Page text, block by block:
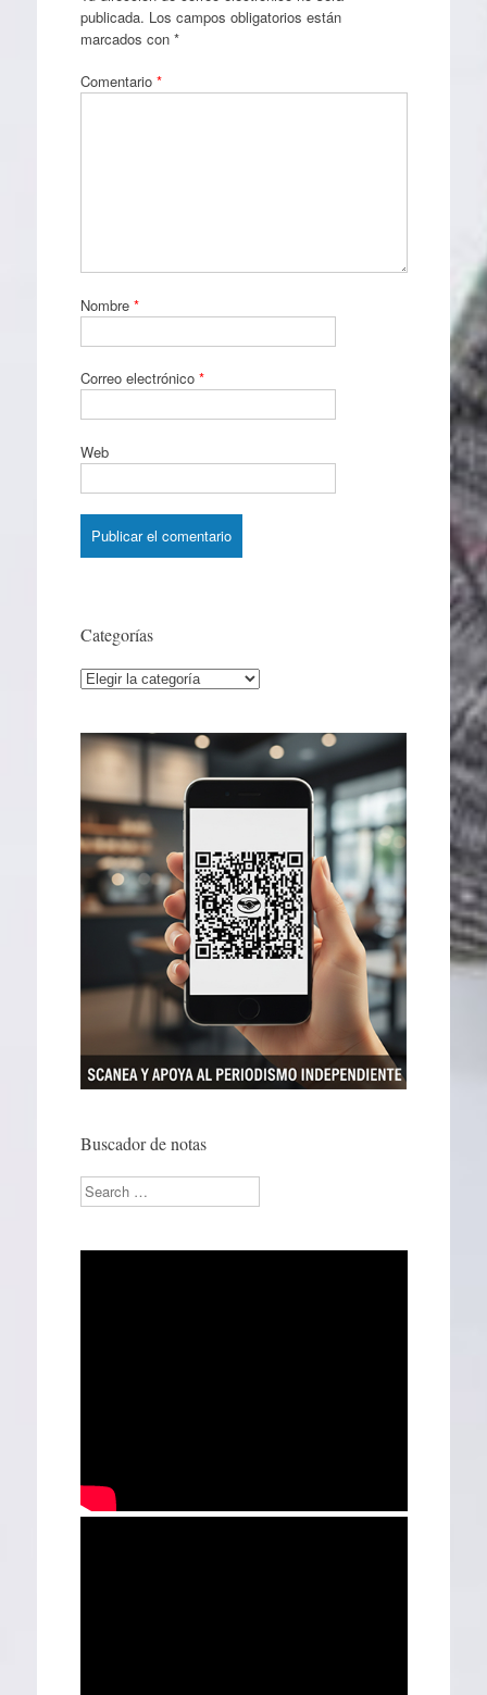
publicada. Los campos obligatorios están
marcados con *
Comentario *
Nombre *
Correo electrónico *
Web
Categorías
Categorías
Buscador de notas
Search